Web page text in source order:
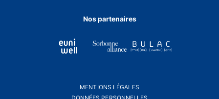
Facebook.
Bluesky.
Linkedin.
Instagram.
Youtube.
Nos partenaires
MENTIONS LÉGALES